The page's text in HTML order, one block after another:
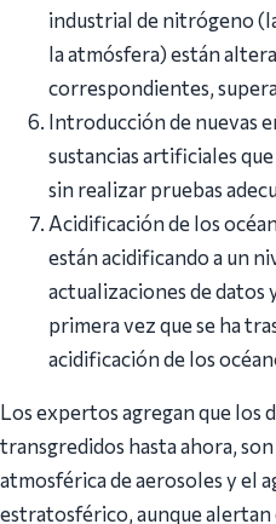
industrial de nitrógeno
la atmósfera) están
correspondientes,
Introducción de nuevas
sustancias artificiales
sin realizar pruebas
Acidificación de los
están acidificando a un
actualizaciones de
primera vez que se ha
acidificación de los
Los expertos agregan que los
transgredidos hasta ahora,
atmosférica de aerosoles y el
estratosférico, aunque alertan